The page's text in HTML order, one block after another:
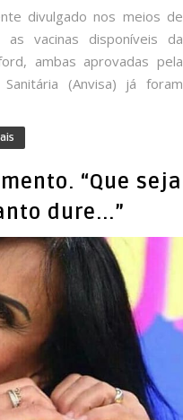
divulgado nos meios de
vacinas disponíveis da
ambas aprovadas pela
Sanitária (Anvisa) já foram
“Que seja
dure...”